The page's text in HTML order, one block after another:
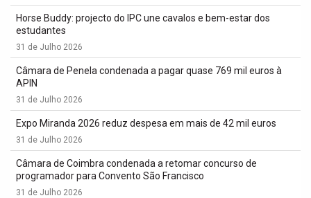
Horse Buddy: projecto do IPC une cavalos e bem-estar dos
estudantes
31 de Julho 2026
Câmara de Penela condenada a pagar quase 769 mil euros à
APIN
31 de Julho 2026
Expo Miranda 2026 reduz despesa em mais de 42 mil euros
31 de Julho 2026
Câmara de Coimbra condenada a retomar concurso de
programador para Convento São Francisco
31 de Julho 2026